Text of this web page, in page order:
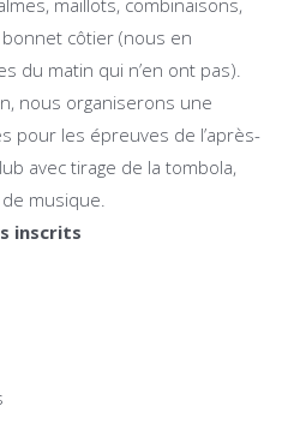
côtier (nous en
du matin qui n’en ont pas).
nous organiserons une
pour les épreuves de l’après-
avec tirage de la tombola,
musique.
inscrits